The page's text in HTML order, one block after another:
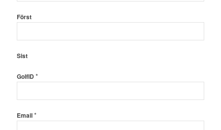
Först
Sist
GolfID *
Email*